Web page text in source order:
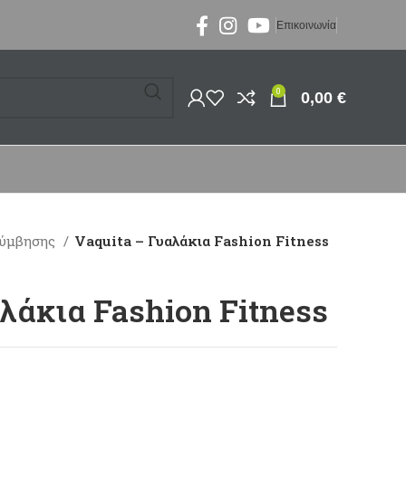
Επικοινωνία
0 0,00 €
Vaquita – Γυαλάκια Fashion Fitness
Fashion Fitness